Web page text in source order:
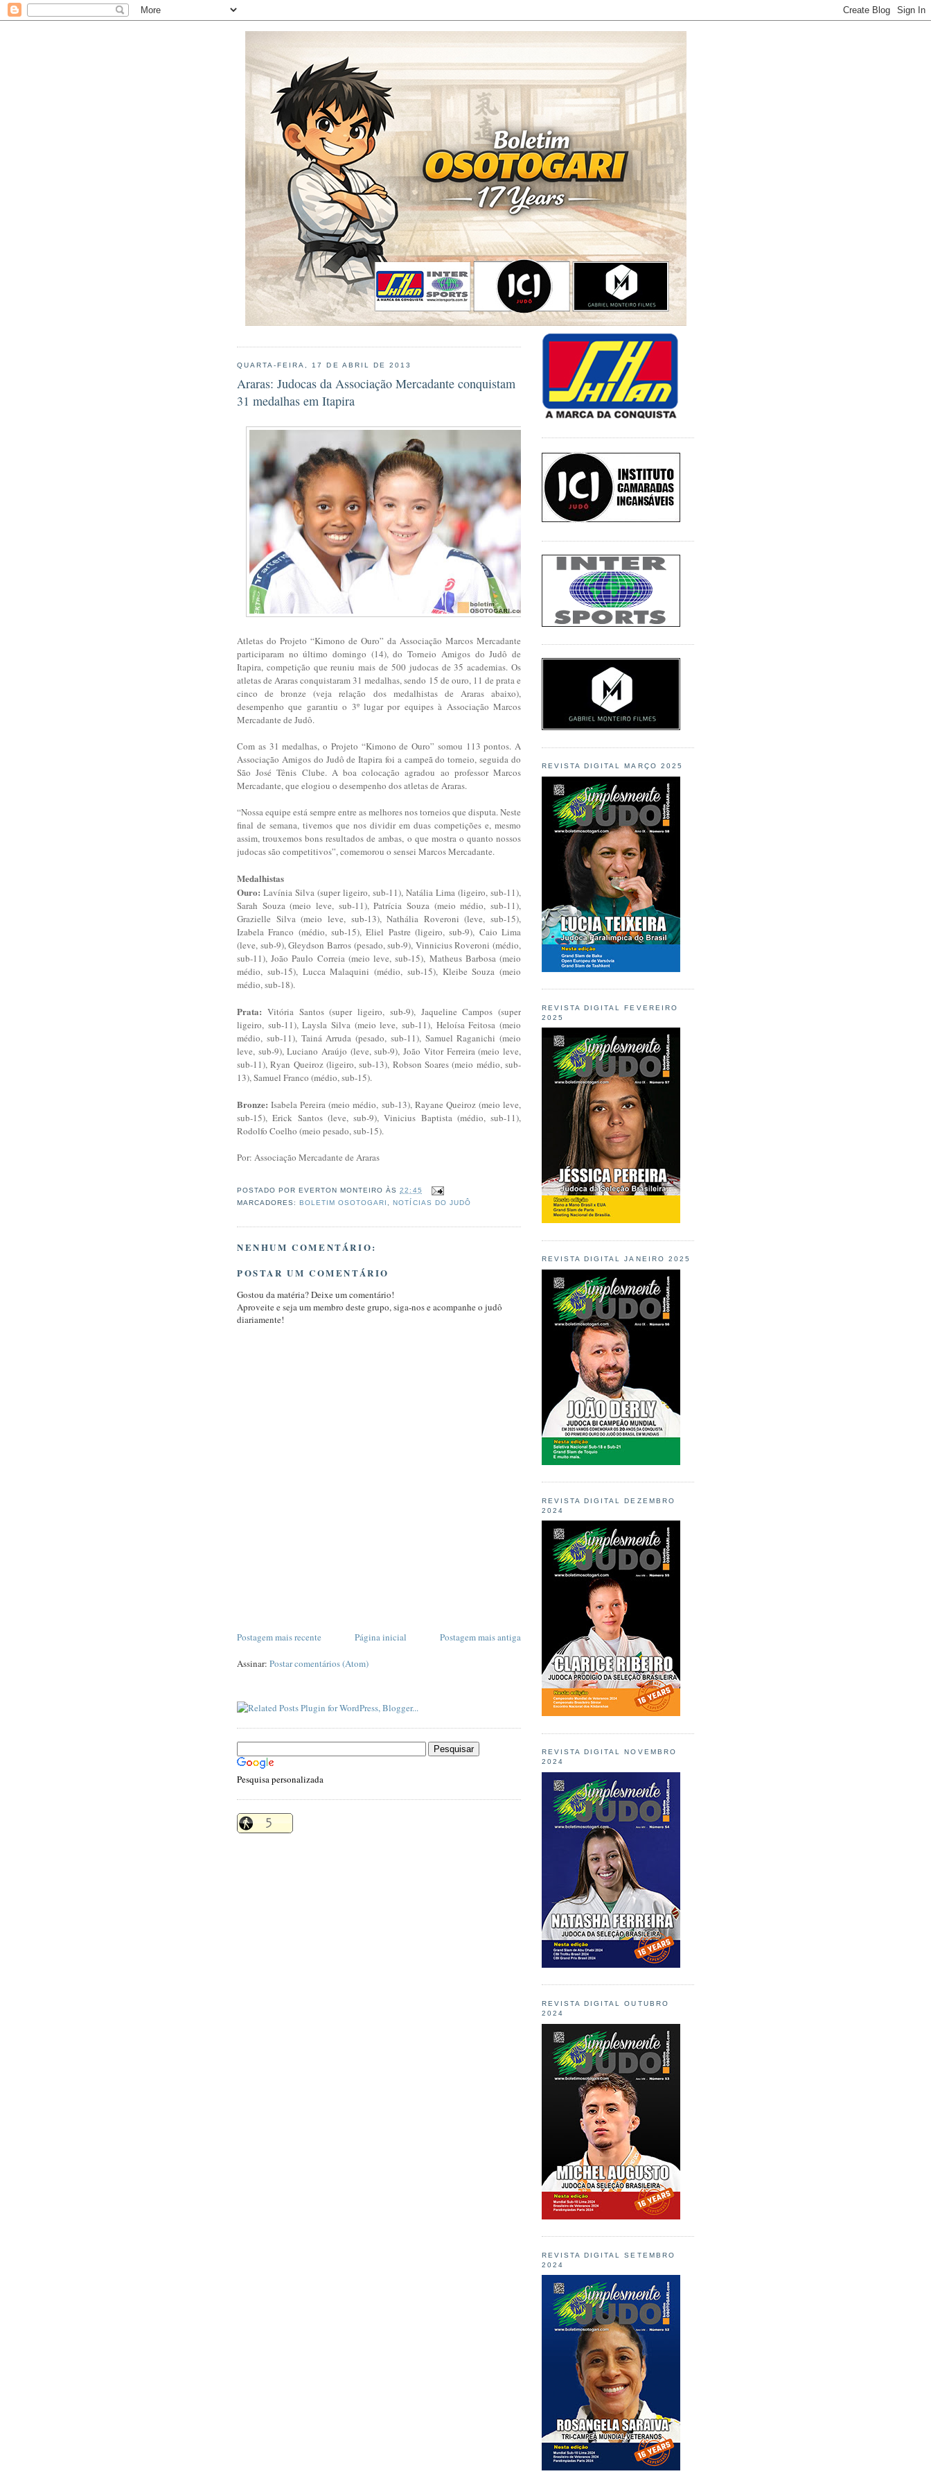
QUARTA-FEIRA, 17 DE ABRIL DE 2013
Araras: Judocas da Associação Mercadante conquistam
31 medalhas em Itapira
Atletas do Projeto “Kimono de Ouro” da Associação Marcos Mercadante
participaram no último domingo (14), do Torneio Amigos do Judô de
Itapira, competição que reuniu mais de 500 judocas de 35 academias. Os
atletas de Araras conquistaram 31 medalhas, sendo 15 de ouro, 11 de prata e
cinco de bronze (veja relação dos medalhistas de Araras abaixo),
desempenho que garantiu o 3º lugar por equipes à Associação Marcos
Mercadante de Judô.
Com as 31 medalhas, o Projeto “Kimono de Ouro” somou 113 pontos. A
Associação Amigos do Judô de Itapira foi a campeã do torneio, seguida do
São José Tênis Clube. A boa colocação agradou ao professor Marcos
Mercadante, que elogiou o desempenho dos atletas de Araras.
“Nossa equipe está sempre entre as melhores nos torneios que disputa. Neste
final de semana, tivemos que nos dividir em duas competições e, mesmo
assim, trouxemos bons resultados de ambas, o que mostra o quanto nossos
judocas são competitivos”, comemorou o sensei Marcos Mercadante.
Medalhistas
Ouro: Lavínia Silva (super ligeiro, sub-11), Natália Lima (ligeiro, sub-11),
Sarah Souza (meio leve, sub-11), Patrícia Souza (meio médio, sub-11),
Grazielle Silva (meio leve, sub-13), Nathália Roveroni (leve, sub-15),
Izabela Franco (médio, sub-15), Eliel Pastre (ligeiro, sub-9), Caio Lima
(leve, sub-9), Gleydson Barros (pesado, sub-9), Vinnicius Roveroni (médio,
sub-11), João Paulo Correia (meio leve, sub-15), Matheus Barbosa (meio
médio, sub-15), Lucca Malaquini (médio, sub-15), Kleibe Souza (meio
médio, sub-18).
Prata: Vitória Santos (super ligeiro, sub-9), Jaqueline Campos (super
ligeiro, sub-11), Laysla Silva (meio leve, sub-11), Heloísa Feitosa (meio
médio, sub-11), Tainá Arruda (pesado, sub-11), Samuel Raganichi (meio
leve, sub-9), Luciano Araújo (leve, sub-9), João Vitor Ferreira (meio leve,
sub-11), Ryan Queiroz (ligeiro, sub-13), Robson Soares (meio médio, sub-
13), Samuel Franco (médio, sub-15).
Bronze: Isabela Pereira (meio médio, sub-13), Rayane Queiroz (meio leve,
sub-15), Erick Santos (leve, sub-9), Vinicius Baptista (médio, sub-11),
Rodolfo Coelho (meio pesado, sub-15).
Por: Associação Mercadante de Araras
POSTADO POR EVERTON MONTEIRO ÀS22:45
MARCADORES:BOLETIM OSOTOGARI ,NOTÍCIAS DO JUDÔ
NENHUM COMENTÁRIO:
POSTAR UM COMENTÁRIO
Gostou da matéria? Deixe um comentário!
Aproveite e seja um membro deste grupo, siga-nos e acompanhe o judô
diariamente!
Postagem mais recente Postagem mais antiga
Página inicial
Assinar: Postar comentários (Atom)
Pesquisa personalizada
REVISTA DIGITAL MARÇO 2025
REVISTA DIGITAL FEVEREIRO
2025
REVISTA DIGITAL JANEIRO 2025
REVISTA DIGITAL DEZEMBRO
2024
REVISTA DIGITAL NOVEMBRO
2024
REVISTA DIGITAL OUTUBRO
2024
REVISTA DIGITAL SETEMBRO
2024